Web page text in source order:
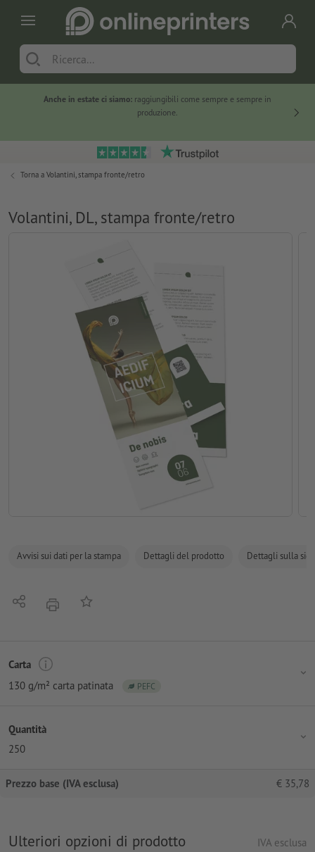
Anche in estate ci siamo: raggiungibili come sempre e sempre in
produzione.
Torna a Volantini, stampa fronte/retro
Volantini, DL, stampa fronte/retro
Avvisi sui dati per la stampa Dettagli del prodotto Dettagli sulla
Condividistamparealla lista preferiti
Carta
130 g/m² carta patinata
PEFC
Quantità
250
Prezzo base (IVA esclusa) € 35,78
Ulteriori opzioni di prodotto IVA esclusa